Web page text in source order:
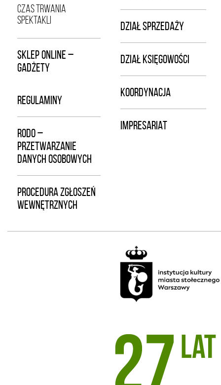
CZAS TRWANIA
SPEKTAKLI
SKLEP ONLINE –
GADŻETY
REGULAMINY
RODO –
PRZETWARZANIE
DANYCH OSOBOWYCH
PROCEDURA ZGŁOSZEŃ
WEWNĘTRZNYCH
DZIAŁ SPRZEDAŻY
DZIAŁ KSIĘGOWOŚCI
KOORDYNACJA
IMPRESARIAT